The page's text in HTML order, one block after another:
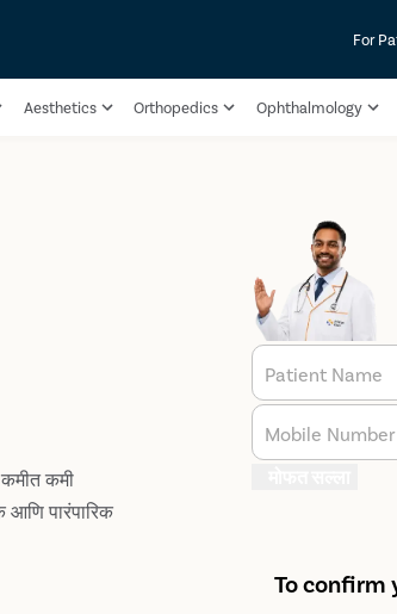
For
Aesthetics Orthopedics Ophthalmology
कमी
आणि पारंपारिक
Patient Name
Mobile Number
To confirm